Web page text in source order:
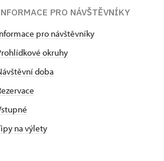
PRO NÁVŠTĚVNÍKY
pro návštěvníky
okruhy
doba
na výlety